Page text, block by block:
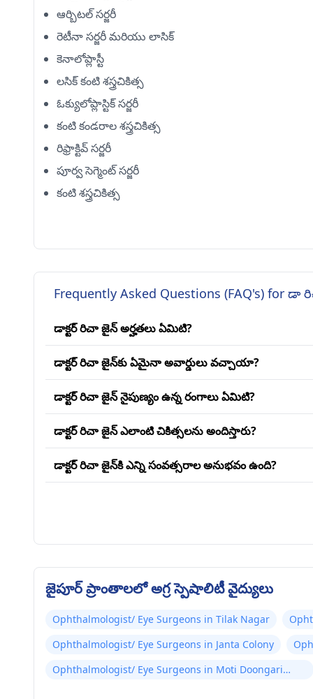
ఆర్బిటల్ సర్జరీ
రెటీనా సర్జరీ మరియు లాసిక్
కెనాలోప్లాస్టీ
లసిక్ కంటి శస్త్రచికిత్స
ఓక్యులోప్లాస్టిక్ సర్జరీ
కంటి కండరాల శస్త్రచికిత్స
రిఫ్రాక్టివ్ సర్జరీ
పూర్వ సెగ్మెంట్ సర్జరీ
కంటి శస్త్రచికిత్స
Frequently Asked Questions (FAQ's) for డా
డాక్టర్ రిచా జైన్ అర్హతలు ఏమిటి?
డాక్టర్ రిచా జైన్‌కు ఏమైనా అవార్డులు వచ్చాయా?
డాక్టర్ రిచా జైన్ నైపుణ్యం ఉన్న రంగాలు ఏమిటి?
డాక్టర్ రిచా జైన్ ఎలాంటి చికిత్సలను అందిస్తారు?
డాక్టర్ రిచా జైన్‌కి ఎన్ని సంవత్సరాల అనుభవం ఉంది?
జైపూర్ ప్రాంతాలలో అగ్ర స్పెషాలిటీ వైద్యులు
Ophthalmologist/ Eye Surgeons in Tilak Nagar
Ophthalmologist/ Eye Surgeons in Janta Colony
Ophthalmologist/ Eye Surgeons in Moti Doongari